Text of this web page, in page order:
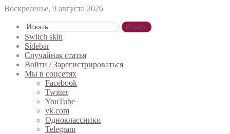
Воскресенье, 9 августа 2026
Искать
Switch skin
Sidebar
Случайная статья
Войти / Зарегистрироваться
Мы в соцсетях
Facebook
Twitter
YouTube
vk.com
Одноклассники
Telegram